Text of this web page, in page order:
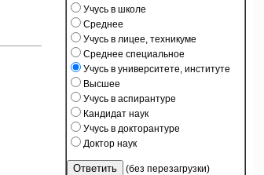
Учусь в школе
Среднее
Учусь в лицее, техникуме
Среднее специальное
Учусь в университете, институте
Высшее
Учусь в аспирантуре
Кандидат наук
Учусь в докторантуре
Доктор наук
(без перезагрузки)